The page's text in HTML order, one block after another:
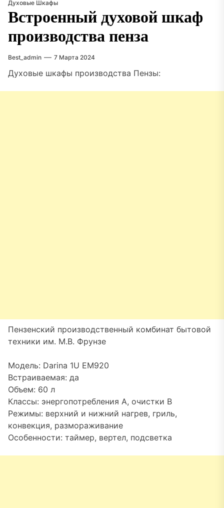
Духовые Шкафы
Встроенный духовой шкаф
производства пенза
Best_admin 7 Марта 2024
Духовые шкафы производства Пензы:
Пензенский производственный комбинат бытовой
техники им. М.В. Фрунзе
Модель: Darina 1U EM920
Встраиваемая: да
Объем: 60 л
Классы: энергопотребления A, очистки B
Режимы: верхний и нижний нагрев, гриль,
конвекция, размораживание
Особенности: таймер, вертел, подсветка